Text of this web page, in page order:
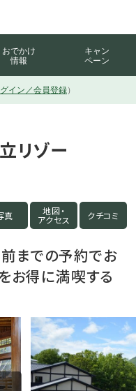
おでかけ
情報
キャン
ペーン
イン／会員登録）
リゾー
真 地図・
アクセス クチコミ
前までの予約でお
お得に満喫する